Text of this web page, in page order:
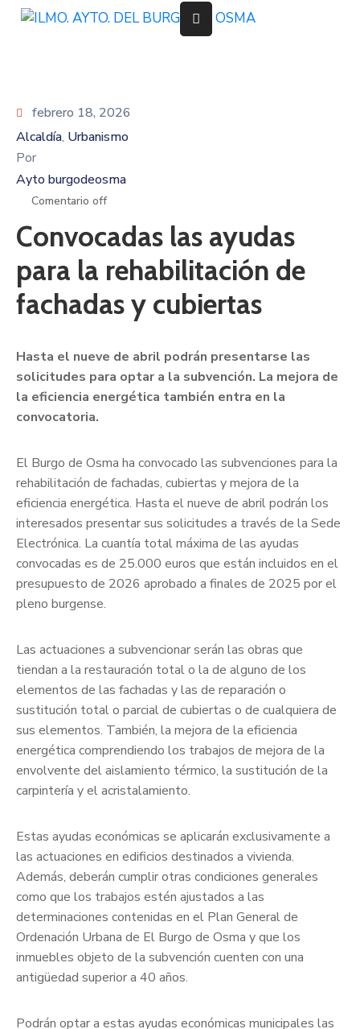
Servicios
Festejos
Servicios
Deportivos
Cultura
Turismo
Pedanías
administrativos
Galería
febrero 18, 2026
Alcaldía‚ Urbanismo
Por
Ayto burgodeosma
Comentario off
Convocadas las ayudas
para la rehabilitación de
fachadas y cubiertas
Hasta el nueve de abril podrán presentarse las
solicitudes para optar a la subvención. La mejora de
la eficiencia energética también entra en la
convocatoria.
El Burgo de Osma ha convocado las subvenciones para la
rehabilitación de fachadas, cubiertas y mejora de la
eficiencia energética. Hasta el nueve de abril podrán los
interesados presentar sus solicitudes a través de la Sede
Electrónica. La cuantía total máxima de las ayudas
convocadas es de 25.000 euros que están incluidos en el
presupuesto de 2026 aprobado a finales de 2025 por el
pleno burgense.
Las actuaciones a subvencionar serán las obras que
tiendan a la restauración total o la de alguno de los
elementos de las fachadas y las de reparación o
sustitución total o parcial de cubiertas o de cualquiera de
sus elementos. También, la mejora de la eficiencia
energética comprendiendo los trabajos de mejora de la
envolvente del aislamiento térmico, la sustitución de la
carpintería y el acristalamiento.
Estas ayudas económicas se aplicarán exclusivamente a
las actuaciones en edificios destinados a vivienda.
Además, deberán cumplir otras condiciones generales
como que los trabajos estén ajustados a las
determinaciones contenidas en el Plan General de
Ordenación Urbana de El Burgo de Osma y que los
inmuebles objeto de la subvención cuenten con una
antigüedad superior a 40 años.
Podrán optar a estas ayudas económicas municipales las